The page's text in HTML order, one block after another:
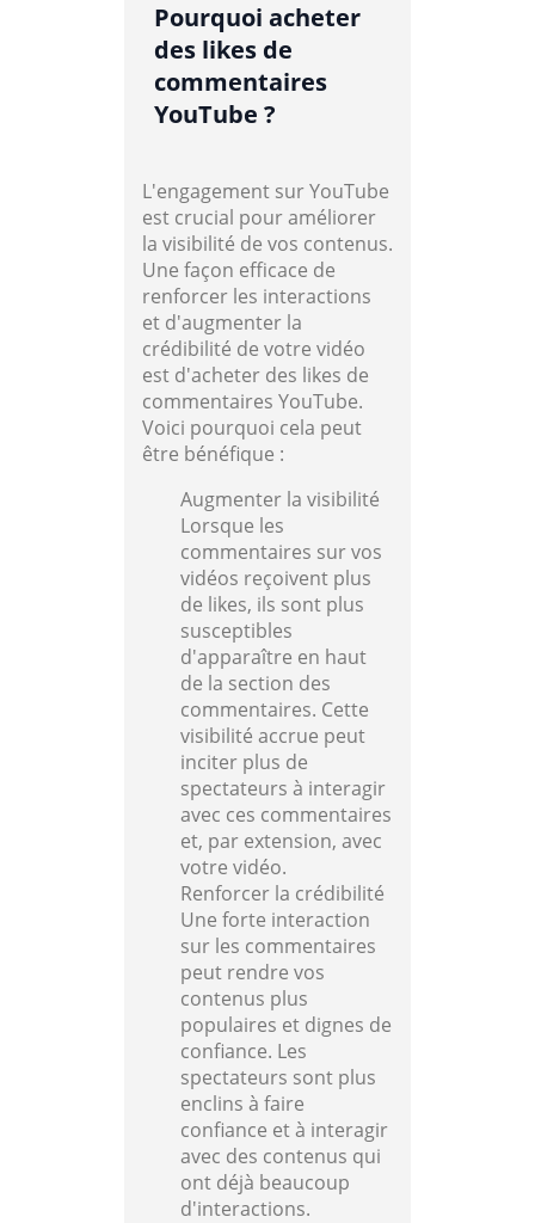
Pourquoi acheter
des likes de
commentaires
YouTube ?
L'engagement sur YouTube
est crucial pour améliorer
la visibilité de vos contenus.
Une façon efficace de
renforcer les interactions
et d'augmenter la
crédibilité de votre vidéo
est d'acheter des likes de
commentaires YouTube.
Voici pourquoi cela peut
être bénéfique :
Augmenter la visibilité
Lorsque les
commentaires sur vos
vidéos reçoivent plus
de likes, ils sont plus
susceptibles
d'apparaître en haut
de la section des
commentaires. Cette
visibilité accrue peut
inciter plus de
spectateurs à interagir
avec ces commentaires
et, par extension, avec
votre vidéo.
Renforcer la crédibilité
Une forte interaction
sur les commentaires
peut rendre vos
contenus plus
populaires et dignes de
confiance. Les
spectateurs sont plus
enclins à faire
confiance et à interagir
avec des contenus qui
ont déjà beaucoup
d'interactions.